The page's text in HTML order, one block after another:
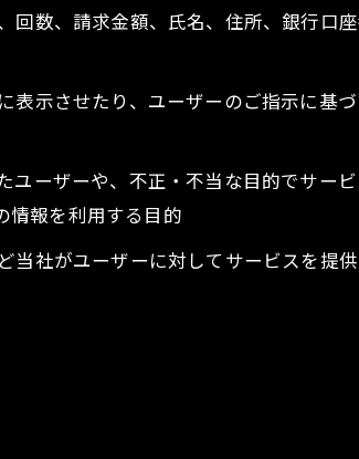
回数、請求金額、氏名、住所、銀行口
表示させたり、ユーザーのご指示に基
ーザーや、不正・不当な目的でサー
情報を利用する目的
当社がユーザーに対してサービスを提